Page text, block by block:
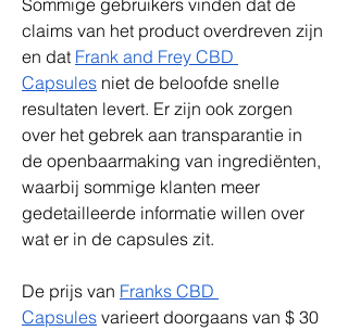
Sommige gebruikers vinden dat de
claims van het product overdreven zijn
en dat Frank and Frey CBD
Capsules niet de beloofde snelle
resultaten levert. Er zijn ook zorgen
over het gebrek aan transparantie in
de openbaarmaking van ingrediënten,
waarbij sommige klanten meer
gedetailleerde informatie willen over
wat er in de capsules zit.
De prijs van Franks CBD
Capsules varieert doorgaans van $ 30